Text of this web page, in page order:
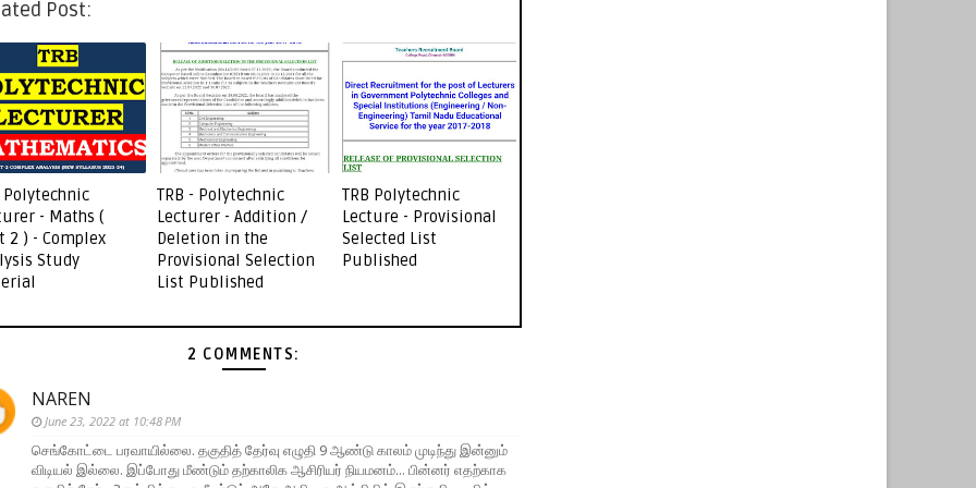
Post:
Polytechnic
- Maths (
2 ) - Complex
Study
TRB - Polytechnic
Lecturer - Addition /
Deletion in the
Provisional Selection
List Published
TRB Polytechnic
Lecture - Provisional
Selected List
Published
2 COMMENTS:
NAREN
June 23, 2022 at 10:48 PM
செங்கோட்டை பரவாயில்லை. தகுதித் தேர்வு எழுதி 9 ஆண்டு காலம் முடிந்து இன்னும்
விடியல் இல்லை. இப்போது மீண்டும் தற்காலிக ஆசிரியர் நியமனம்... பின்னர் எதற்காக